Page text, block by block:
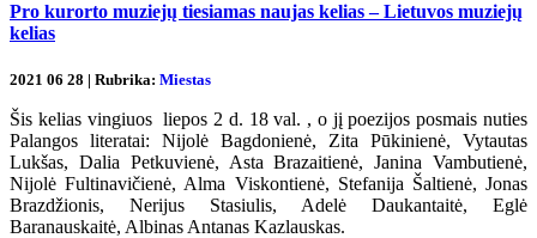
Pro kurorto muziejų tiesiamas naujas kelias – Lietuvos muziejų
kelias
2021 06 28 | Rubrika: Miestas
Šis kelias vingiuos liepos 2 d. 18 val. , o jį poezijos posmais nuties
Palangos literatai: Nijolė Bagdonienė, Zita Pūkinienė, Vytautas
Lukšas, Dalia Petkuvienė, Asta Brazaitienė, Janina Vambutienė,
Nijolė Fultinavičienė, Alma Viskontienė, Stefanija Šaltienė, Jonas
Brazdžionis, Nerijus Stasiulis, Adelė Daukantaitė, Eglė
Baranauskaitė, Albinas Antanas Kazlauskas.